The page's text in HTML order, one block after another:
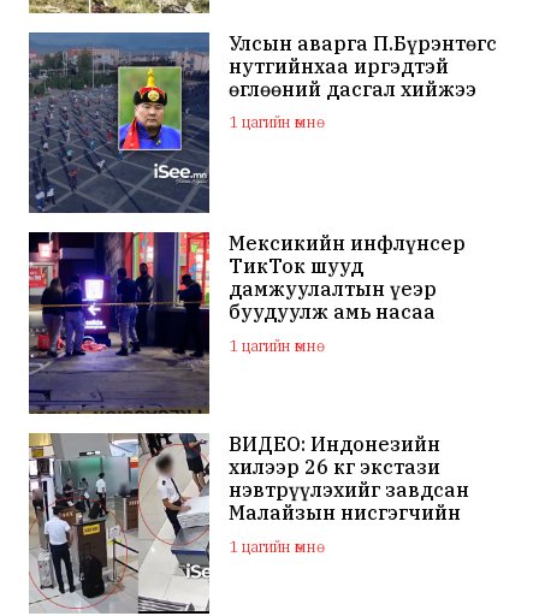
Улсын аварга П.Бүрэнтөгс
нутгийнхаа иргэдтэй
өглөөний дасгал хийжээ
1 цагийн өмнө
Мексикийн инфлүнсер
ТикТок шууд
дамжуулалтын үеэр
буудуулж амь насаа
алджээ
1 цагийн өмнө
ВИДЕО: Индонезийн
хилээр 26 кг экстази
нэвтрүүлэхийг завдсан
Малайзын нисгэгчийн
биеэс кокаин,
метамфетамин илэрчээ
1 цагийн өмнө